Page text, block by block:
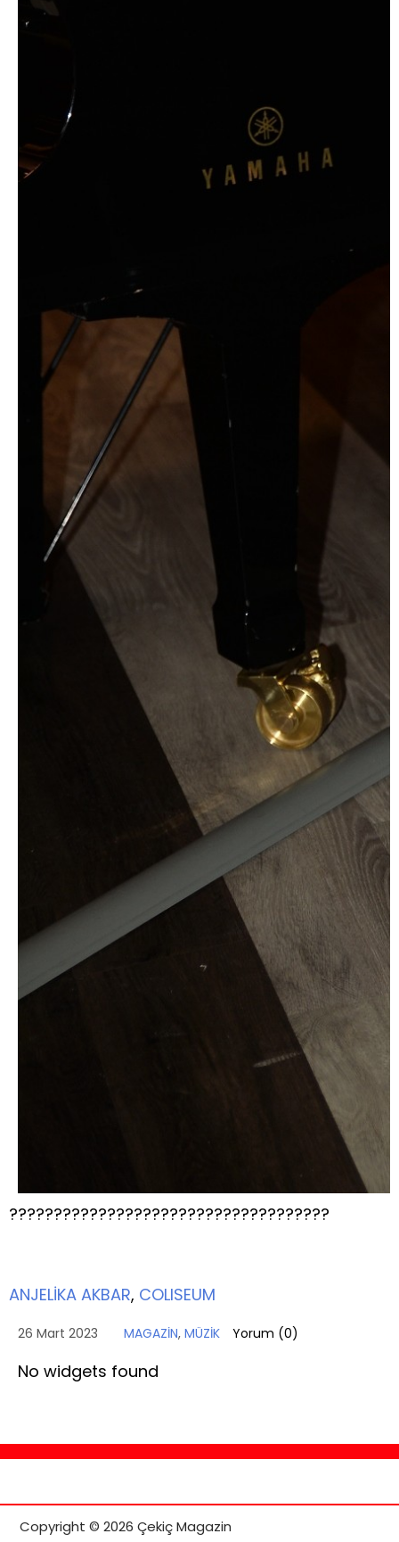
????????????????????????????????????
ANJELİKA AKBAR, COLISEUM
26 Mart 2023 MAGAZİN, MÜZİK Yorum (0)
No widgets found
Copyright © 2026 Çekiç Magazin